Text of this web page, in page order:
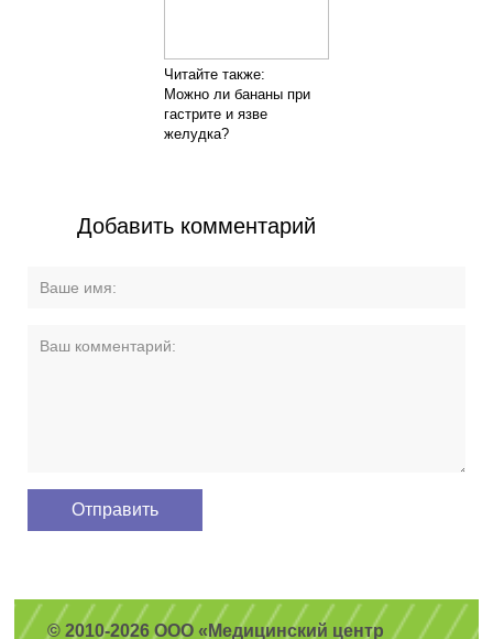
Читайте также:
Можно ли бананы при
гастрите и язве
желудка?
Добавить комментарий
© 2010-2026 ООО «Медицинский центр